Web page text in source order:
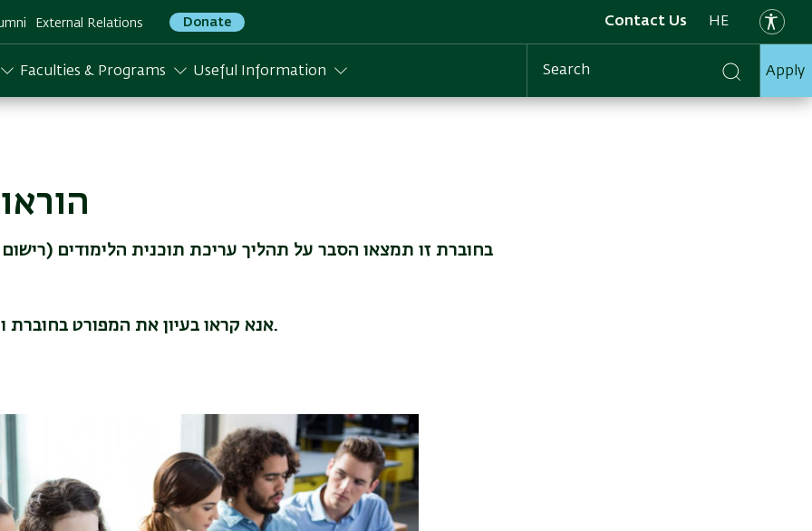
External Relations Donate Contact Us HE
Faculties & Programs Useful Information Search Apply
בחוברת זו תמצאו הסבר על תהליך עריכת תוכנית הלימודים (רישום
אנא קראו בעיון את המפורט בחוברת ופעלו על פי ההנחיות.